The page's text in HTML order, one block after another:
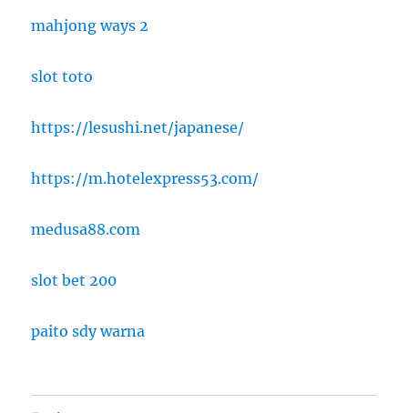
mahjong ways 2
slot toto
https://lesushi.net/japanese/
https://m.hotelexpress53.com/
medusa88.com
slot bet 200
paito sdy warna